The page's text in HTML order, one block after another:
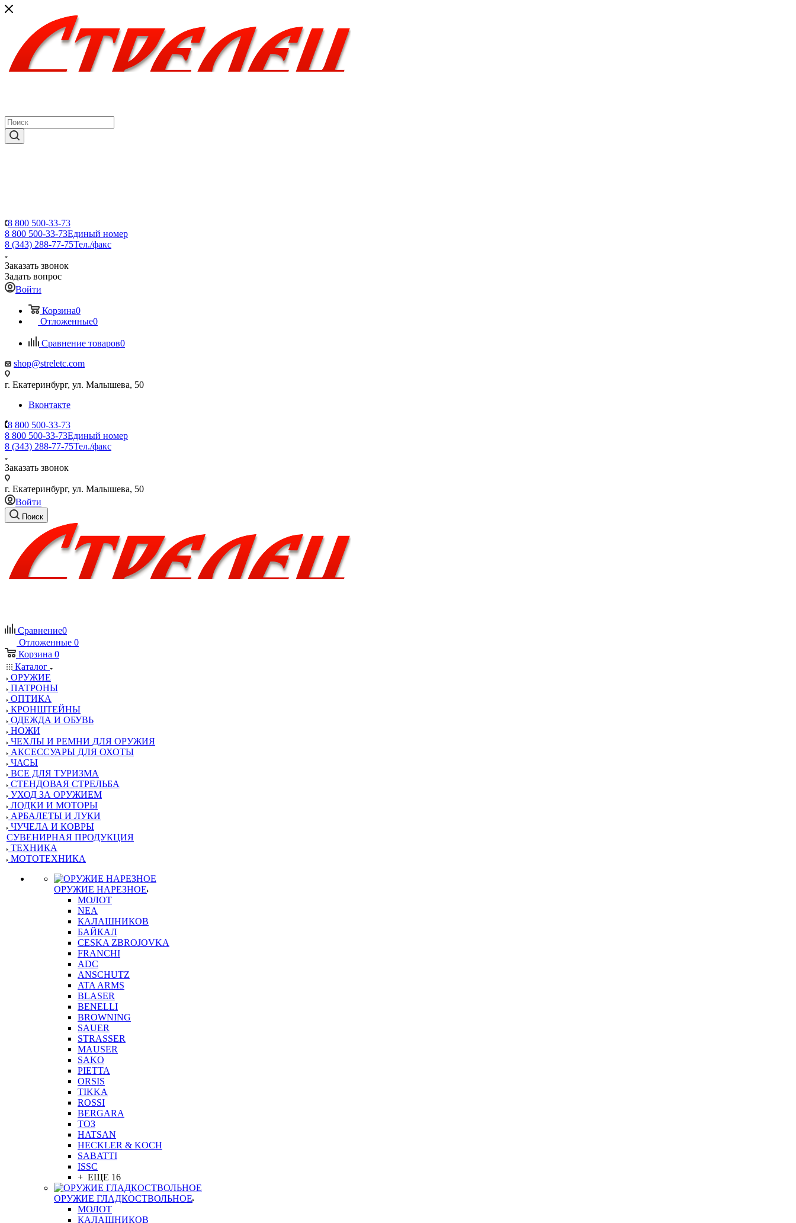
8 800 500-33-73
8 800 500-33-73Единый номер
8 (343) 288-77-75Тел./факс
Заказать звонок
Задать вопрос
Войти
Корзина0
Отложенные0
Сравнение товаров0
shop@streletc.com
г. Екатеринбург, ул. Малышева, 50
Вконтакте
8 800 500-33-73
8 800 500-33-73Единый номер
8 (343) 288-77-75Тел./факс
Заказать звонок
г. Екатеринбург, ул. Малышева, 50
Войти
Поиск
Сравнение0
Отложенные 0
Корзина 0
Каталог
ОРУЖИЕ
ПАТРОНЫ
ОПТИКА
КРОНШТЕЙНЫ
ОДЕЖДА И ОБУВЬ
НОЖИ
ЧЕХЛЫ И РЕМНИ ДЛЯ ОРУЖИЯ
АКСЕССУАРЫ ДЛЯ ОХОТЫ
ЧАСЫ
ВСЕ ДЛЯ ТУРИЗМА
СТЕНДОВАЯ СТРЕЛЬБА
УХОД ЗА ОРУЖИЕМ
ЛОДКИ И МОТОРЫ
АРБАЛЕТЫ И ЛУКИ
ЧУЧЕЛА И КОВРЫ
СУВЕНИРНАЯ ПРОДУКЦИЯ
ТЕХНИКА
МОТОТЕХНИКА
ОРУЖИЕ НАРЕЗНОЕ
МОЛОТ
NEA
КАЛАШНИКОВ
БАЙКАЛ
CESKA ZBROJOVKA
FRANCHI
ADC
ANSCHUTZ
ATA ARMS
BLASER
BENELLI
BROWNING
SAUER
STRASSER
MAUSER
SAKO
PIETTA
ORSIS
TIKKA
ROSSI
BERGARA
ТОЗ
HATSAN
HECKLER & KOCH
SABATTI
ISSC
+ ЕЩЕ 16
ОРУЖИЕ ГЛАДКОСТВОЛЬНОЕ
МОЛОТ
КАЛАШНИКОВ